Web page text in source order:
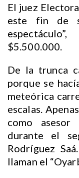
El juez
este fin de
$5.500.000.
De la trunca
porque se
meteórica
escalas.
como
durante el
Rodríguez
llaman el